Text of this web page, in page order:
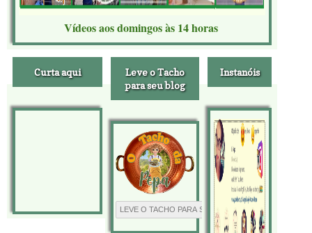
Vídeos aos domingos às 14 horas
Curta aqui
Leve o Tacho
para seu blog
Instanóis